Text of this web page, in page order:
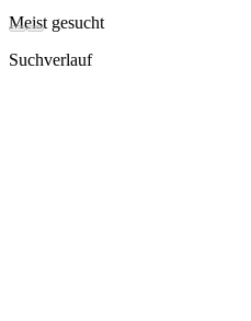
Meist gesucht
Suchverlauf